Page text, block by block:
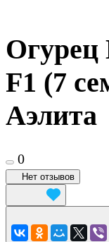
F1 (7
Аэлита
0
Нет отзывов